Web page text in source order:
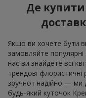
Де купити
Якщо ви хочете бути
замовляйте популярні
нас ви знайдете всі
трендові флористичні
зручно і надійно — ми
будь-який куточок